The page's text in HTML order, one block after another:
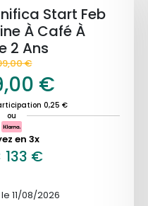
Start Feb
À Café À
2 Ans
€
€
0,25 €
ou
en 3x
133 €
11/08/2026